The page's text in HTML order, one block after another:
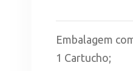
Embalagem
1 Cartucho;